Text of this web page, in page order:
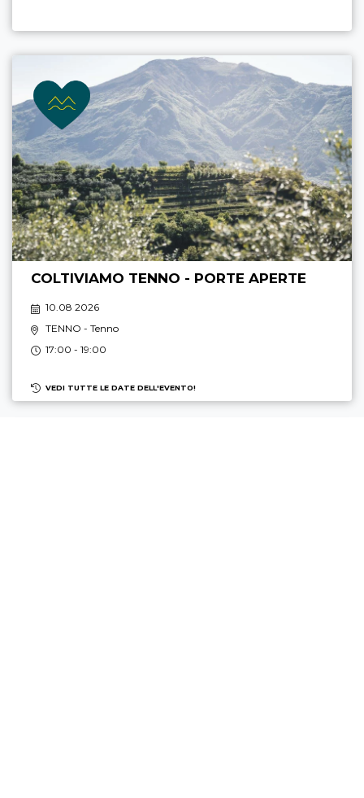
COLTIVIAMO TENNO - PORTE APERTE
10.08 2026
TENNO - Tenno
17:00 - 19:00
VEDI TUTTE LE DATE DELL'EVENTO!